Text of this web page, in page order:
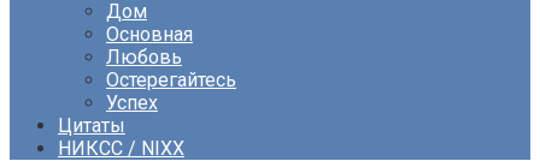
Дом
Основная
Любовь
Остерегайтесь
Успех
Цитаты
НИКСС / NIXX